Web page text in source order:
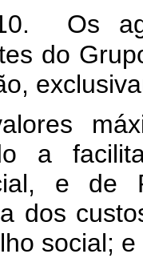
Os
do
a
e de
dos
social; e